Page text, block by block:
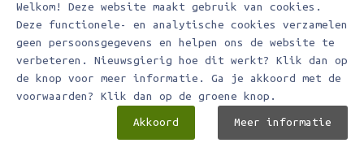
Welkom! Deze website maakt gebruik van cookies.
Deze functionele- en analytische cookies verzamelen
geen persoonsgegevens en helpen ons de website te
verbeteren. Nieuwsgierig hoe dit werkt? Klik dan op
de knop voor meer informatie. Ga je akkoord met de
voorwaarden? Klik dan op de groene knop.
Akkoord Meer informatie
Leuke set met 8 Wrendale kerstkaarten Met envelop Aan de binnenkant
van de kaart staat de tekst 'With best wishes for Christmas...